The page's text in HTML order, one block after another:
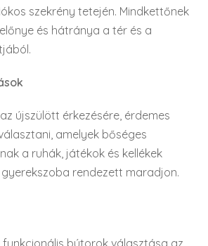
szekrény tetején. Mindkettőnek
és hátránya a tér és a
újszülött érkezésére, érdemes
amelyek bőséges
a ruhák, játékok és kellékek
rendezett maradjon.
bútorok választása az